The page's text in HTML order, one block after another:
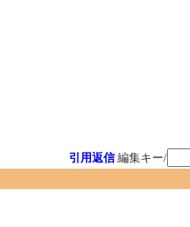
引用返信 編集キー/